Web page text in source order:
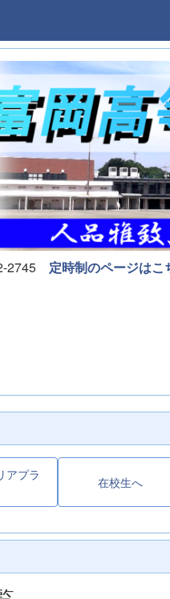
2745 定時制のページはこ
アプラ
在校生へ